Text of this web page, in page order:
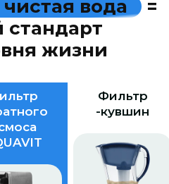
чистая вода
=
стандарт
вня жизни
Фильтр
-кувшин